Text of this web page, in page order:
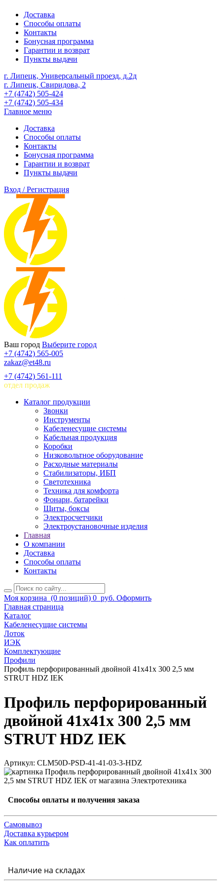
Доставка
Способы оплаты
Контакты
Бонусная программа
Гарантии и возврат
Пункты выдачи
г. Липецк, Универсальный проезд, д.2д
г. Липецк, Свиридова, 2
+7 (4742) 505-424
+7 (4742) 505-434
Главное меню
Доставка
Способы оплаты
Контакты
Бонусная программа
Гарантии и возврат
Пункты выдачи
Вход / Регистрация
Ваш город Выберите город
+7 (4742) 565-005
zakaz@et48.ru
+7 (4742) 561-111
отдел продаж
Каталог продукции
Звонки
Инструменты
Кабеленесущие системы
Кабельная продукция
Коробки
Низковольтное оборудование
Расходные материалы
Стабилизаторы, ИБП
Светотехника
Техника для комфорта
Фонари, батарейки
Щиты, боксы
Электросчетчики
Электроустановочные изделия
Главная
О компании
Доставка
Способы оплаты
Контакты
Моя корзина (0 позиций) 0 руб. Оформить
Главная страница
Каталог
Кабеленесущие системы
Лоток
ИЭК
Комплектующие
Профили
Профиль перфорированный двойной 41х41х 300 2,5 мм
STRUT HDZ IEK
Профиль перфорированный
двойной 41х41х 300 2,5 мм
STRUT HDZ IEK
Артикул: CLM50D-PSD-41-41-03-3-HDZ
Способы оплаты и получения заказа
Самовывоз
Доставка курьером
Как оплатить
Наличие на складах